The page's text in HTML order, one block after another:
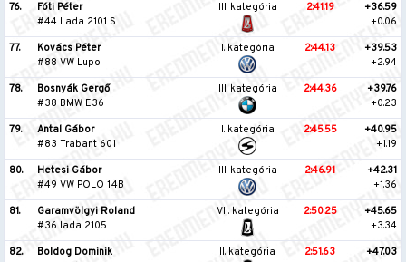
76.
Fóti Péter
#44 Lada 2101 S
III. kategória 2:41.19
+36.59
+0.06
77.
Kovács Péter
#88 VW Lupo
I. kategória 2:44.13
+39.53
+2.94
78.
Bosnyák Gergő
#38 BMW E36
III. kategória 2:44.36
+39.76
+0.23
79.
Antal Gábor
#83 Trabant 601
I. kategória 2:45.55
+40.95
+1.19
80.
Hetesi Gábor
#49 VW POLO 1,4B
III. kategória 2:46.91
+42.31
+1.36
81.
Garamvölgyi Roland
#36 lada 2105
VII. kategória 2:50.25
+45.65
+3.34
82.
Boldog Dominik
II. kategória 2:51.63
+47.03